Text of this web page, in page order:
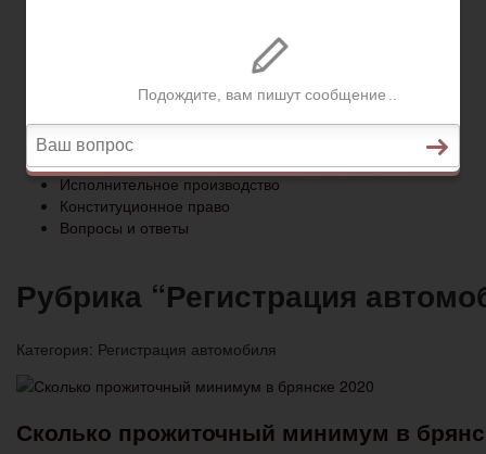
Главная
Социальное обеспечение
Квитанции ЖКХ
Исполнительное производство
Конституционное право
Вопросы и ответы
Рубрика “Регистрация
Категория: Регистрация автомобиля
Сколько прожиточный минимум в